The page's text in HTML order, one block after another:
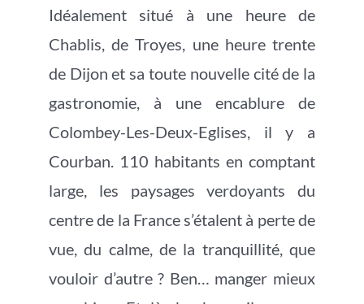
Idéalement situé à une heure de
Chablis, de Troyes, une heure trente
de Dijon et sa toute nouvelle cité de la
gastronomie, à une encablure de
Colombey-Les-Deux-Eglises, il y a
Courban. 110 habitants en comptant
large, les paysages verdoyants du
centre de la France s’étalent à perte de
vue, du calme, de la tranquillité, que
vouloir d’autre ? Ben… manger mieux